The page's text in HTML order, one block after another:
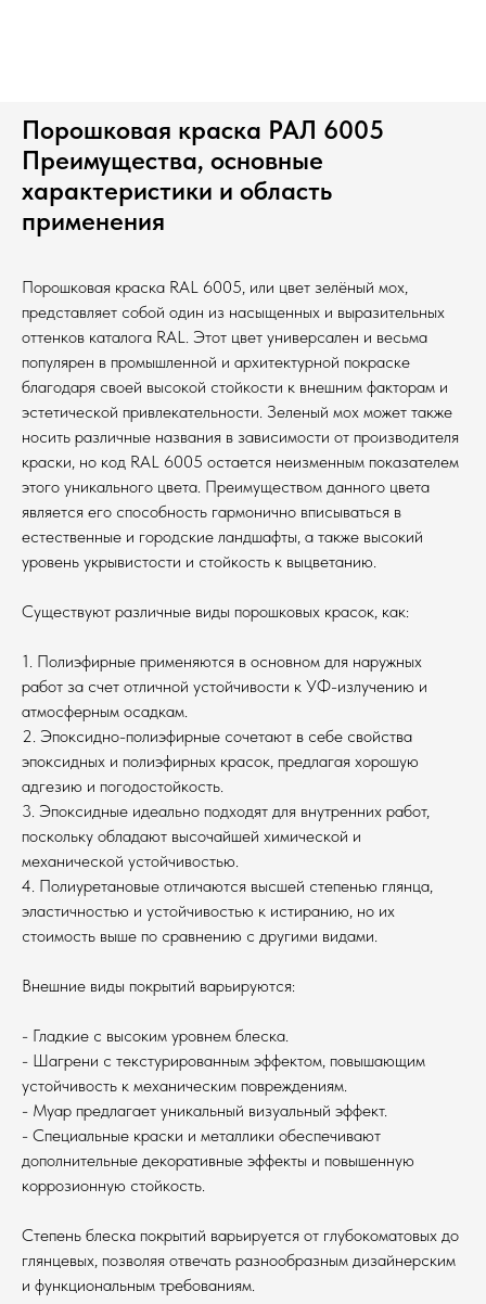
Порошковая краска РАЛ 6005
Преимущества, основные
характеристики и область
применения
Порошковая краска RAL 6005, или цвет зелёный мох,
представляет собой один из насыщенных и выразительных
оттенков каталога RAL. Этот цвет универсален и весьма
популярен в промышленной и архитектурной покраске
благодаря своей высокой стойкости к внешним факторам и
эстетической привлекательности. Зеленый мох может также
носить различные названия в зависимости от производителя
краски, но код RAL 6005 остается неизменным показателем
этого уникального цвета. Преимуществом данного цвета
является его способность гармонично вписываться в
естественные и городские ландшафты, а также высокий
уровень укрывистости и стойкость к выцветанию.
Существуют различные виды порошковых красок, как:
1. Полиэфирные применяются в основном для наружных
работ за счет отличной устойчивости к УФ-излучению и
атмосферным осадкам.
2. Эпоксидно-полиэфирные сочетают в себе свойства
эпоксидных и полиэфирных красок, предлагая хорошую
адгезию и погодостойкость.
3. Эпоксидные идеально подходят для внутренних работ,
поскольку обладают высочайшей химической и
механической устойчивостью.
4. Полиуретановые отличаются высшей степенью глянца,
эластичностью и устойчивостью к истиранию, но их
стоимость выше по сравнению с другими видами.
Внешние виды покрытий варьируются:
- Гладкие с высоким уровнем блеска.
- Шагрени с текстурированным эффектом, повышающим
устойчивость к механическим повреждениям.
- Муар предлагает уникальный визуальный эффект.
- Специальные краски и металлики обеспечивают
дополнительные декоративные эффекты и повышенную
коррозионную стойкость.
Степень блеска покрытий варьируется от глубокоматовых до
глянцевых, позволяя отвечать разнообразным дизайнерским
и функциональным требованиям.